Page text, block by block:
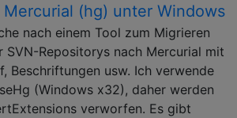
Mercurial (hg) unter Windows
nach einem Tool zum Migrieren
SVN-Repositorys nach Mercurial mit
Beschriftungen usw. Ich verwende
(Windows x32), daher werden
verworfen. Es gibt